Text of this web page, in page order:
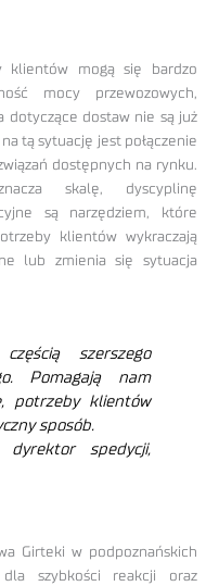
klientów mogą się bardzo
mocy przewozowych,
dotyczące dostaw nie są już
tą sytuację jest połączenie
dostępnych na rynku.
skalę, dyscyplinę
są narzędziem, które
klientów wykraczają
lub zmienia się sytuacja
szerszego
Pomagają nam
potrzeby klientów
sposób.
spedycji,
Girteki w podpoznańskich
szybkości reakcji oraz